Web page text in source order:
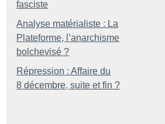
fasciste
Analyse matérialiste : La
Plateforme, l’anarchisme
bolchevisé ?
Répression : Affaire du
8 décembre, suite et fin ?